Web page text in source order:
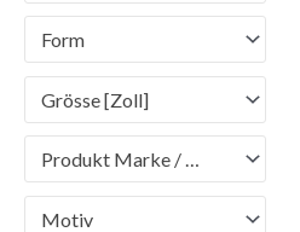
Form
Grösse [Zoll]
Produkt Marke / Brand
Motiv